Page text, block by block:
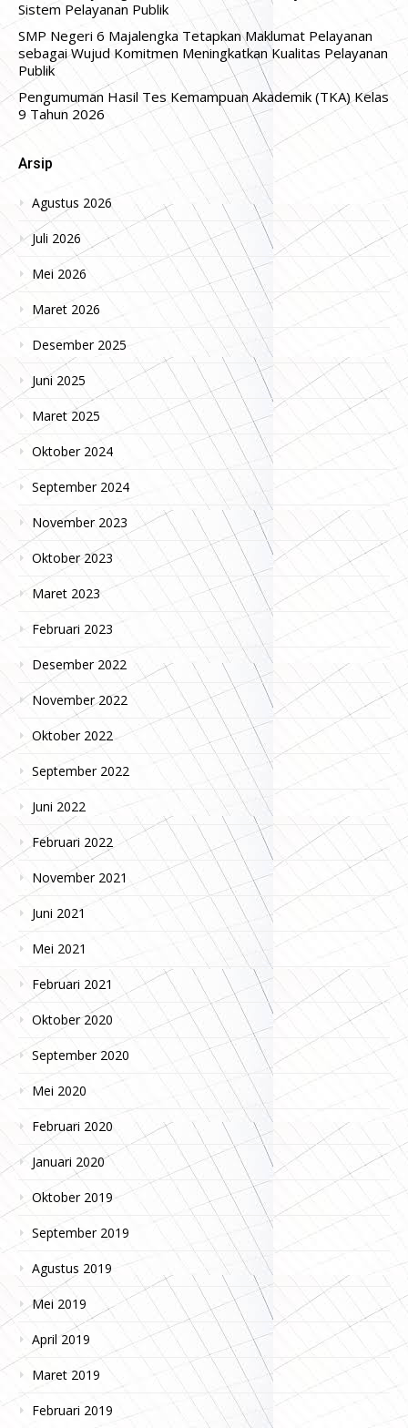
Sistem Pelayanan Publik
SMP Negeri 6 Majalengka Tetapkan Maklumat Pelayanan
sebagai Wujud Komitmen Meningkatkan Kualitas Pelayanan
Publik
Pengumuman Hasil Tes Kemampuan Akademik (TKA) Kelas
9 Tahun 2026
Arsip
Agustus 2026
Juli 2026
Mei 2026
Maret 2026
Desember 2025
Juni 2025
Maret 2025
Oktober 2024
September 2024
November 2023
Oktober 2023
Maret 2023
Februari 2023
Desember 2022
November 2022
Oktober 2022
September 2022
Juni 2022
Februari 2022
November 2021
Juni 2021
Mei 2021
Februari 2021
Oktober 2020
September 2020
Mei 2020
Februari 2020
Januari 2020
Oktober 2019
September 2019
Agustus 2019
Mei 2019
April 2019
Maret 2019
Februari 2019